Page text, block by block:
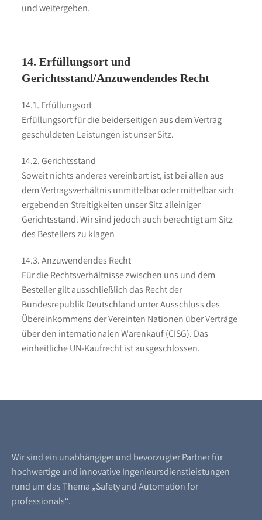
und weitergeben.
14. Erfüllungsort und
Gerichtsstand/Anzuwendendes Recht
14.1. Erfüllungsort
Erfüllungsort für die beiderseitigen aus dem Vertrag
geschuldeten Leistungen ist unser Sitz.
14.2. Gerichtsstand
Soweit nichts anderes vereinbart ist, ist bei allen aus
dem Vertragsverhältnis unmittelbar oder mittelbar sich
ergebenden Streitigkeiten unser Sitz alleiniger
Gerichtsstand. Wir sind jedoch auch berechtigt am Sitz
des Bestellers zu klagen
14.3. Anzuwendendes Recht
Für die Rechtsverhältnisse zwischen uns und dem
Besteller gilt ausschließlich das Recht der
Bundesrepublik Deutschland unter Ausschluss des
Übereinkommens der Vereinten Nationen über Verträge
über den internationalen Warenkauf (CISG). Das
einheitliche UN-Kaufrecht ist ausgeschlossen.
Wir sind ein unabhängiger und bevorzugter Partner für
hochwertige und innovative Ingenieursdienstleistungen
rund um das Thema „Safety and Automation for
professionals“.